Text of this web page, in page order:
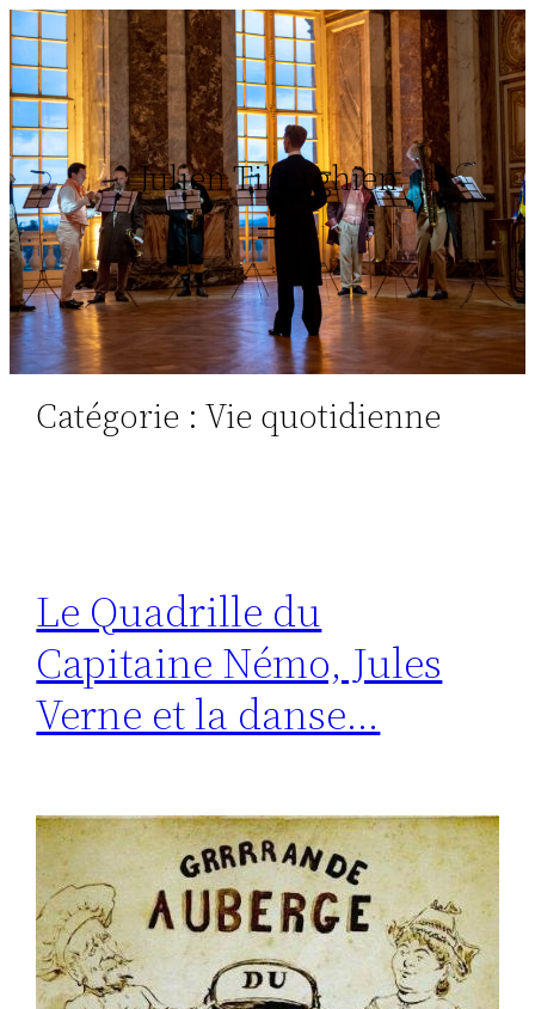
Aller
au
contenu
Julien Tiberghien
Catégorie :Vie quotidienne
Le Quadrille du
Capitaine Némo, Jules
Verne et la danse…